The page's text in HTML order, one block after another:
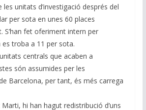
les unitats d’investigació després del
per sota en unes 60 places
S’han fet oferiment intern per
troba a 11 per sota.
centrals que acaben a
són assumides per les
Barcelona, per tant, és més carrega
Marti, hi han hagut redistribució d’uns